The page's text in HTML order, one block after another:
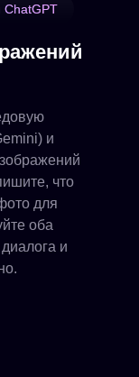
ChatGPT
и
что
для
оба
и